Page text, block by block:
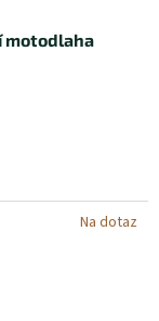
motodlaha
Na dotaz